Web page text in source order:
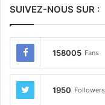
SUIVEZ-NOUS SUR :
158005 Fans
1950 Followers